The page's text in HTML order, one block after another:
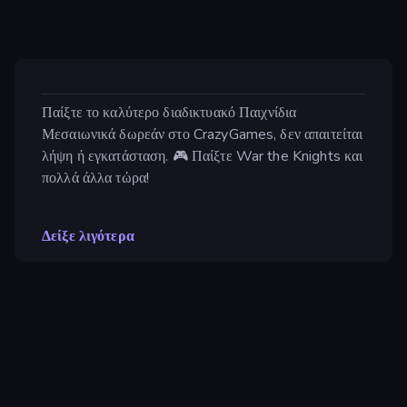
Παίξτε το καλύτερο διαδικτυακό Παιχνίδια
Μεσαιωνικά δωρεάν στο CrazyGames, δεν απαιτείται
λήψη ή εγκατάσταση. 🎮 Παίξτε War the Knights και
πολλά άλλα τώρα!
Δείξε λιγότερα